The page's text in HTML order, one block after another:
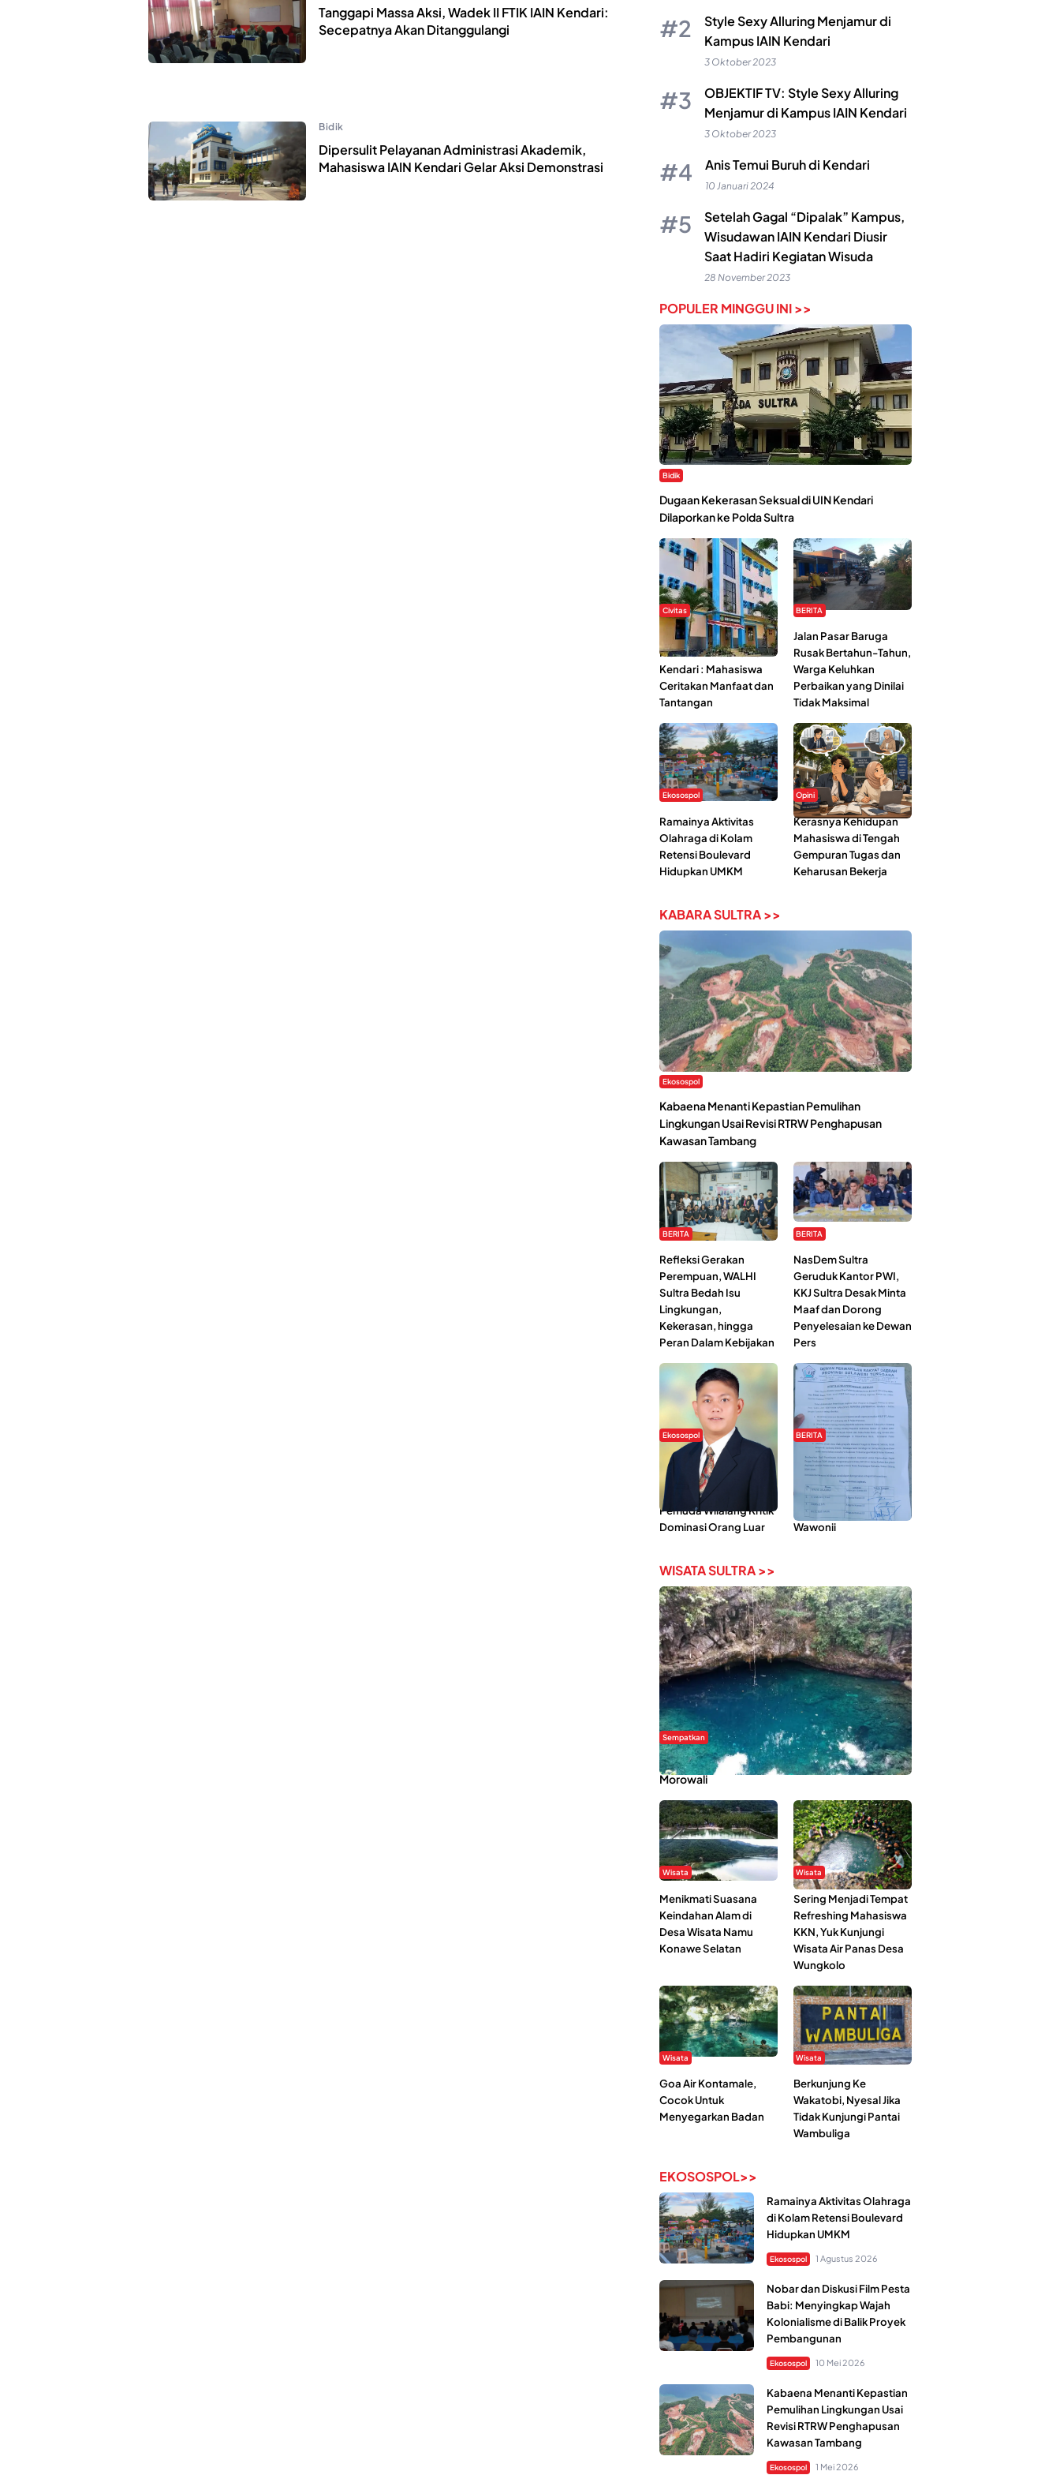
Tanggapi Massa Aksi, Wadek II FTIK IAIN Kendari:
Secepatnya Akan Ditanggulangi
Bidik
Dipersulit Pelayanan Administrasi Akademik,
Mahasiswa IAIN Kendari Gelar Aksi Demonstrasi
Style Sexy Alluring Menjamur di
Kampus IAIN Kendari
3 Oktober 2023
OBJEKTIF TV: Style Sexy Alluring
Menjamur di Kampus IAIN Kendari
3 Oktober 2023
Anis Temui Buruh di Kendari
10 Januari 2024
Setelah Gagal “Dipalak” Kampus,
Wisudawan IAIN Kendari Diusir
Saat Hadiri Kegiatan Wisuda
28 November 2023
POPULER MINGGU INI >>
Bidik
Dugaan Kekerasan Seksual di UIN Kendari
Dilaporkan ke Polda Sultra
Civitas
Di Balik Kehidupan
Ma’had Al-Jami’ah UIN
Kendari : Mahasiswa
Ceritakan Manfaat dan
Tantangan
BERITA
Jalan Pasar Baruga
Rusak Bertahun-Tahun,
Warga Keluhkan
Perbaikan yang Dinilai
Tidak Maksimal
Ekosospol
Ramainya Aktivitas
Olahraga di Kolam
Retensi Boulevard
Hidupkan UMKM
Opini
Kerasnya Kehidupan
Mahasiswa di Tengah
Gempuran Tugas dan
Keharusan Bekerja
KABARA SULTRA >>
Ekosospol
Kabaena Menanti Kepastian Pemulihan
Lingkungan Usai Revisi RTRW Penghapusan
Kawasan Tambang
BERITA
Refleksi Gerakan
Perempuan, WALHI
Sultra Bedah Isu
Lingkungan,
Kekerasan, hingga
Peran Dalam Kebijakan
BERITA
NasDem Sultra
Geruduk Kantor PWI,
KKJ Sultra Desak Minta
Maaf dan Dorong
Penyelesaian ke Dewan
Pers
Ekosospol
Slogan Pemberdayaan
Lokal Dinilai Hanya
Pemanis, Tokoh
Pemuda Wilalang Kritik
Dominasi Orang Luar
BERITA
Hipmawani Bersama
DPRD Sultra Sepakati
RDP Perihal IUP
Pertambangan di Pulau
Wawonii
WISATA SULTRA >>
Sempatkan
Danau Rebi-Rebi, Pesona Alam Tersembunyi di
Morowali
Wisata
Menikmati Suasana
Keindahan Alam di
Desa Wisata Namu
Konawe Selatan
Wisata
Sering Menjadi Tempat
Refreshing Mahasiswa
KKN, Yuk Kunjungi
Wisata Air Panas Desa
Wungkolo
Wisata
Goa Air Kontamale,
Cocok Untuk
Menyegarkan Badan
Wisata
Berkunjung Ke
Wakatobi, Nyesal Jika
Tidak Kunjungi Pantai
Wambuliga
EKOSOSPOL>>
Ramainya Aktivitas Olahraga
di Kolam Retensi Boulevard
Hidupkan UMKM
Ekosospol 1 Agustus 2026
Nobar dan Diskusi Film Pesta
Babi: Menyingkap Wajah
Kolonialisme di Balik Proyek
Pembangunan
Ekosospol 10 Mei 2026
Kabaena Menanti Kepastian
Pemulihan Lingkungan Usai
Revisi RTRW Penghapusan
Kawasan Tambang
Ekosospol 1 Mei 2026